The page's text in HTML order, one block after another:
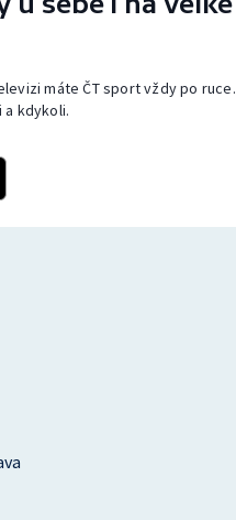
máte ČT sport vždy po ruce.
kdykoli.